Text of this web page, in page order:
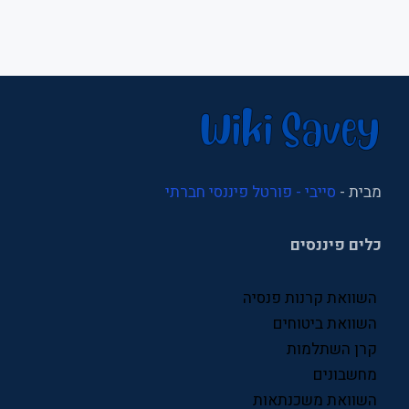
ניהול
סניפי ביטוח לאומי
פיננסים
פנסיה
קרן פנסיה
מבית - סייבי - פורטל פיננסי חברתי
כלים פיננסים
השוואת קרנות פנסיה
השוואת ביטוחים
קרן השתלמות
מחשבונים
השוואת משכנתאות